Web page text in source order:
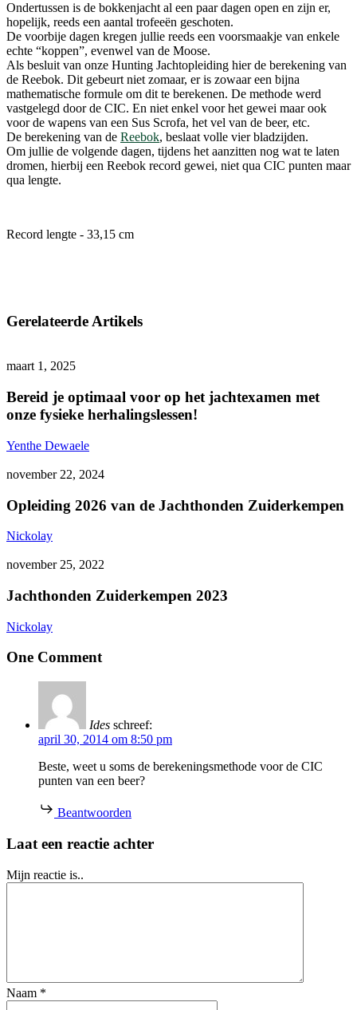
Ondertussen is de bokkenjacht al een paar dagen open en zijn er,
hopelijk, reeds een aantal trofeeën geschoten.
De voorbije dagen kregen jullie reeds een voorsmaakje van enkele
echte “koppen”, evenwel van de Moose.
Als besluit van onze Hunting Jachtopleiding hier de berekening van
de Reebok. Dit gebeurt niet zomaar, er is zowaar een bijna
mathematische formule om dit te berekenen. De methode werd
vastgelegd door de CIC. En niet enkel voor het gewei maar ook
voor de wapens van een Sus Scrofa, het vel van de beer, etc.
De berekening van de Reebok, beslaat volle vier bladzijden.
Om jullie de volgende dagen, tijdens het aanzitten nog wat te laten
dromen, hierbij een Reebok record gewei, niet qua CIC punten maar
qua lengte.
Record lengte - 33,15 cm
Gerelateerde Artikels
voor
op
het
maart 1, 2025
Bereid je optimaal voor op het jachtexamen met
onze fysieke herhalingslessen!
Yenthe Dewaele
de
november 22, 2024
Opleiding 2026 van de Jachthonden Zuiderkempen
Nickolay
november 25, 2022
Jachthonden Zuiderkempen 2023
Nickolay
One Comment
Ides schreef:
april 30, 2014 om 8:50 pm
Beste, weet u soms de berekeningsmethode voor de CIC
punten van een beer?
Beantwoorden
Laat een reactie achter
Mijn reactie is..
Naam *